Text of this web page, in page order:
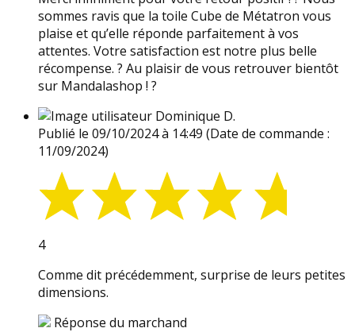
sommes ravis que la toile Cube de Métatron vous
plaise et qu’elle réponde parfaitement à vos
attentes. Votre satisfaction est notre plus belle
récompense. ? Au plaisir de vous retrouver bientôt
sur Mandalashop ! ?
Dominique D.
Publié le 09/10/2024 à 14:49 (Date de commande :
11/09/2024)
4
Comme dit précédemment, surprise de leurs petites
dimensions.
Réponse du marchand